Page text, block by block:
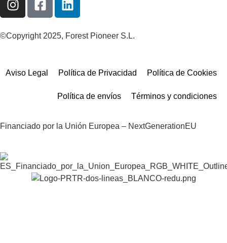
©Copyright 2025, Forest Pioneer S.L.
Aviso Legal Política de Privacidad Política de Cookies
Política de envíos Términos y condiciones
Financiado por la Unión Europea – NextGenerationEU